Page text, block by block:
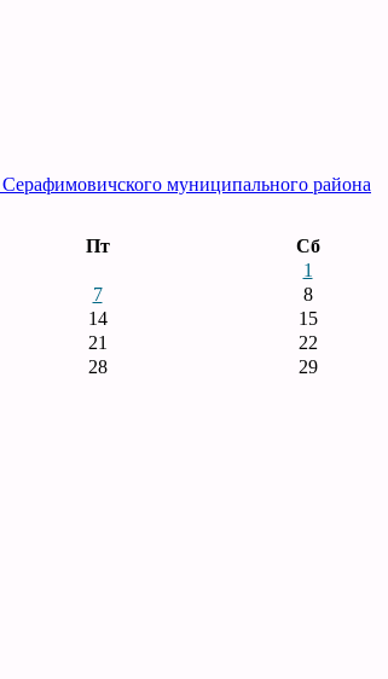
муниципального района
Пт Сб
1
7 8
14 15
21 22
28 29